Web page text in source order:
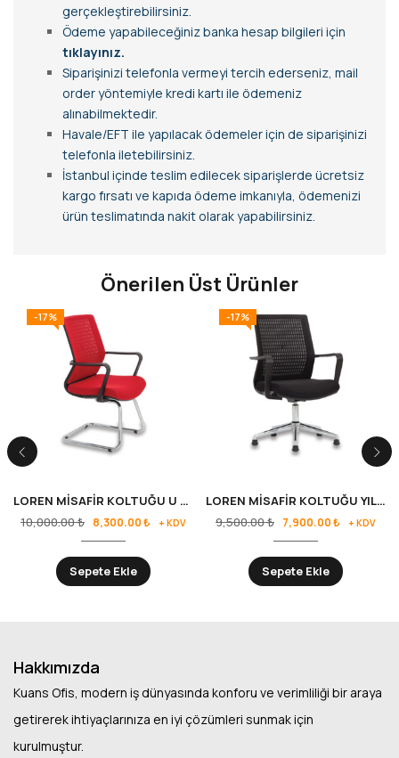
gerçekleştirebilirsiniz.
Ödeme yapabileceğiniz banka hesap bilgileri için
tıklayınız.
Siparişinizi telefonla vermeyi tercih ederseniz, mail
order yöntemiyle kredi kartı ile ödemeniz
alınabilmektedir.
Havale/EFT ile yapılacak ödemeler için de siparişinizi
telefonla iletebilirsiniz.
İstanbul içinde teslim edilecek siparişlerde ücretsiz
kargo fırsatı ve kapıda ödeme imkanıyla, ödemenizi
ürün teslimatında nakit olarak yapabilirsiniz.
Önerilen Üst Ürünler
-17%
LOREN MİSAFİR KOLTUĞU U AYAK
10,000.00₺ 8,300.00₺ + KDV
Sepete Ekle
-17%
LOREN MİSAFİR KOLTUĞU YILDIZ AYAK
9,500.00₺ 7,900.00₺ + KDV
Sepete Ekle
Hakkımızda
Kuans Ofis, modern iş dünyasında konforu ve verimliliği bir araya
getirerek ihtiyaçlarınıza en iyi çözümleri sunmak için
kurulmuştur.